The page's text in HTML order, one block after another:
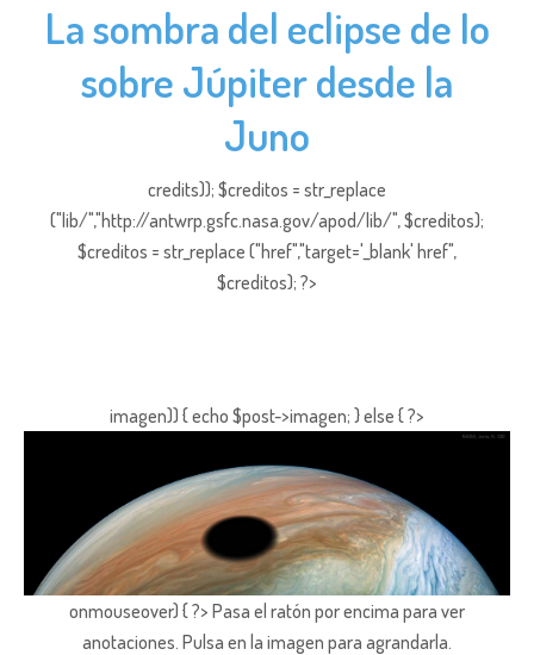
La sombra del eclipse de Io
sobre Júpiter desde la
Juno
credits)); $creditos = str_replace
("lib/","http://antwrp.gsfc.nasa.gov/apod/lib/", $creditos);
$creditos = str_replace ("href","target='_blank' href",
$creditos); ?>
imagen)) { echo $post->imagen; } else { ?>
onmouseover) { ?> Pasa el ratón por encima para ver
anotaciones. Pulsa en la imagen para agrandarla.